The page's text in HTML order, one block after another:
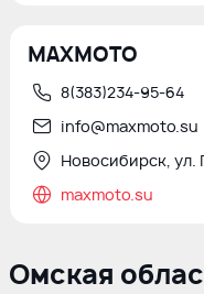
MAXMOTO
8(383)234-95-64
info@maxmoto.su
Новосибирск, ул.
maxmoto.su
Омская